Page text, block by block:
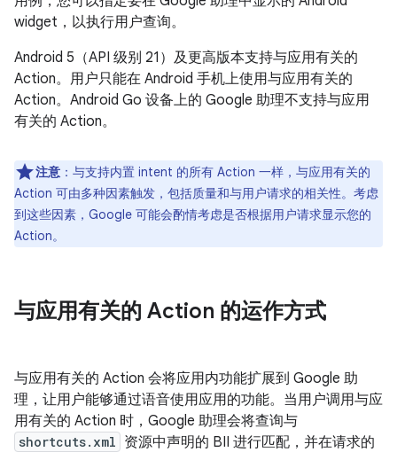
widget，以执行用户查询。
Android 5（API 级别 21）及更高版本支持与应用有关的
Action。用户只能在 Android 手机上使用与应用有关的
Action。Android Go 设备上的 Google 助理不支持与应用
有关的 Action。
注意 ：与支持内置 intent 的所有 Action 一样，与应用有关的
Action 可由多种因素触发，包括质量和与用户请求的相关性。考虑
到这些因素，Google 可能会酌情考虑是否根据用户请求显示您的
Action。
与应用有关的 Action 的运作方式
与应用有关的 Action 会将应用内功能扩展到 Google 助
理，让用户能够通过语音使用应用的功能。当用户调用与应
用有关的 Action 时，Google 助理会将查询与
shortcuts.xml 资源中声明的 BII 进行匹配，并在请求的